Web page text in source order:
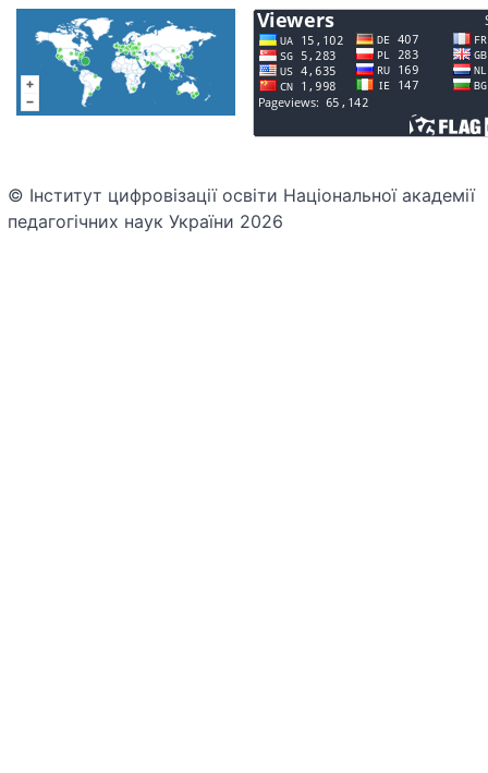
© Інститут цифровізації освіти Національної академії
педагогічних наук України 2026